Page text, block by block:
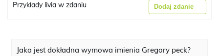
Przykłady livia w zdaniu Dodaj zdanie
Jaka jest dokładna wymowa imienia Gregory peck?